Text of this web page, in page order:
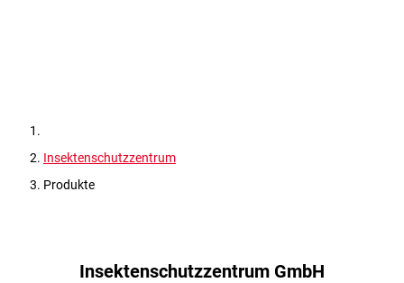
Insektenschutzzentrum
Produkte
Insektenschutzzentrum GmbH